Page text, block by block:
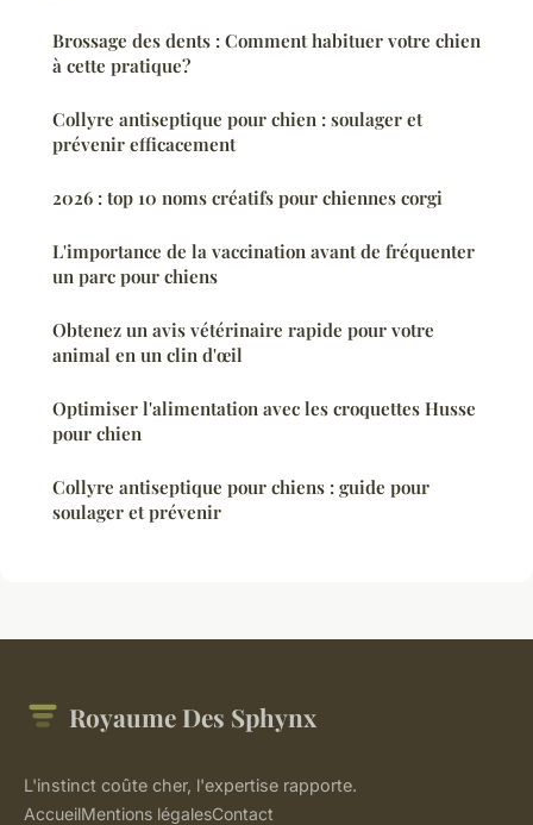
Brossage des dents : Comment habituer votre chien
à cette pratique?
Collyre antiseptique pour chien : soulager et
prévenir efficacement
2026 : top 10 noms créatifs pour chiennes corgi
L'importance de la vaccination avant de fréquenter
un parc pour chiens
Obtenez un avis vétérinaire rapide pour votre
animal en un clin d'œil
Optimiser l'alimentation avec les croquettes Husse
pour chien
Collyre antiseptique pour chiens : guide pour
soulager et prévenir
Royaume Des Sphynx
L'instinct coûte cher, l'expertise rapporte.
AccueilMentions légalesContact